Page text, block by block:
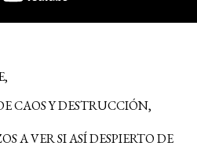
CAOS Y DESTRUCCIÓN,
A VER SI ASÍ DESPIERTO DE